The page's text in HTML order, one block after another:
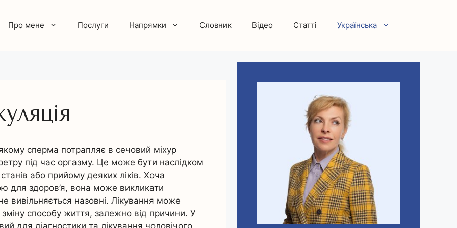
Про мене Послуги Напрямки Словник Відео Статті Українська
сперма потрапляє в сечовий міхур
під час оргазму. Це може бути наслідком
або прийому деяких ліків. Хоча
для здоров’я, вона може викликати
вивільняється назовні. Лікування може
способу життя, залежно від причини. У
для діагностики та лікування чоловічого